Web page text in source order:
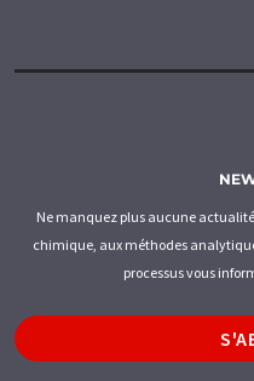
Ne manquez plus aucune
chimique, aux méthodes
processus vous